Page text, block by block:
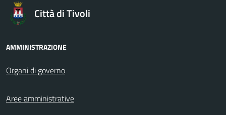
Città di Tivoli
AMMINISTRAZIONE
Organi di governo
Aree amministrative